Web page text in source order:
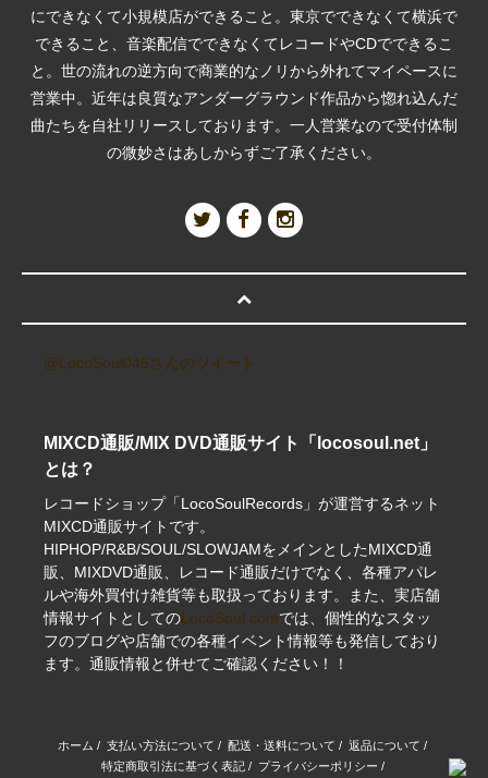
にできなくて小規模店ができること。東京でできなくて横浜で
できること、音楽配信でできなくてレコードやCDでできるこ
と。世の流れの逆方向で商業的なノリから外れてマイペースに
営業中。近年は良質なアンダーグラウンド作品から惚れ込んだ
曲たちを自社リリースしております。一人営業なので受付体制
の微妙さはあしからずご了承ください。
@LocoSoul045さんのツイート
MIXCD通販/MIX DVD通販サイト「locosoul.net」
とは？
レコードショップ「LocoSoulRecords」が運営するネット
MIXCD通販サイトです。
HIPHOP/R&B/SOUL/SLOWJAMをメインとしたMIXCD通
販、MIXDVD通販、レコード通販だけでなく、各種アパレ
ルや海外買付け雑貨等も取扱っております。また、実店舗
情報サイトとしてのLocoSoul.comでは、個性的なスタッ
フのブログや店舗での各種イベント情報等も発信しており
ます。通販情報と併せてご確認ください！！
ホーム / 支払い方法について / 配送・送料について / 返品について /
特定商取引法に基づく表記/ プライバシーポリシー /